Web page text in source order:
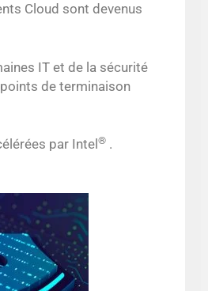
Cloud sont devenus
IT et de la sécurité
de terminaison
par Intel ® .